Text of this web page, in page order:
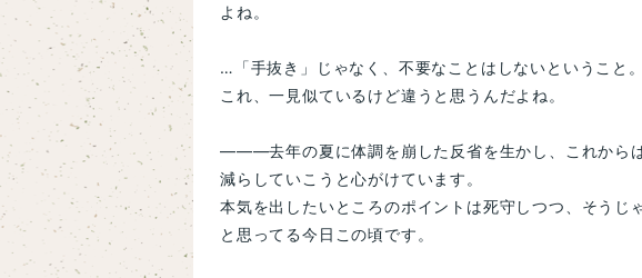
よね。
…「手抜き」じゃなく、不要なことはしないということ
これ、一見似ているけど違うと思うんだよね。
―――去年の夏に体調を崩した反省を生かし、
これから
減らしていこうと心がけています。
本気を出したいところのポイントは死守しつつ、 そうじ
と思ってる今日この頃です。